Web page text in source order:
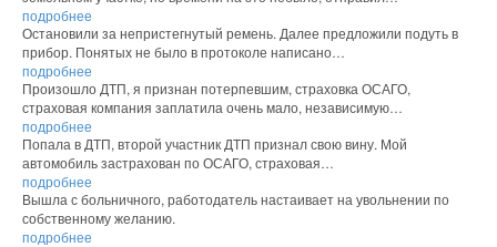
подробнее
Остановили за непристегнутый ремень. Далее предложили подуть в
прибор. Понятых не было в протоколе написано…
подробнее
Произошло ДТП, я признан потерпевшим, страховка ОСАГО,
страховая компания заплатила очень мало, независимую…
подробнее
Попала в ДТП, второй участник ДТП признал свою вину. Мой
автомобиль застрахован по ОСАГО, страховая…
подробнее
Вышла с больничного, работодатель настаивает на увольнении по
собственному желанию.
подробнее